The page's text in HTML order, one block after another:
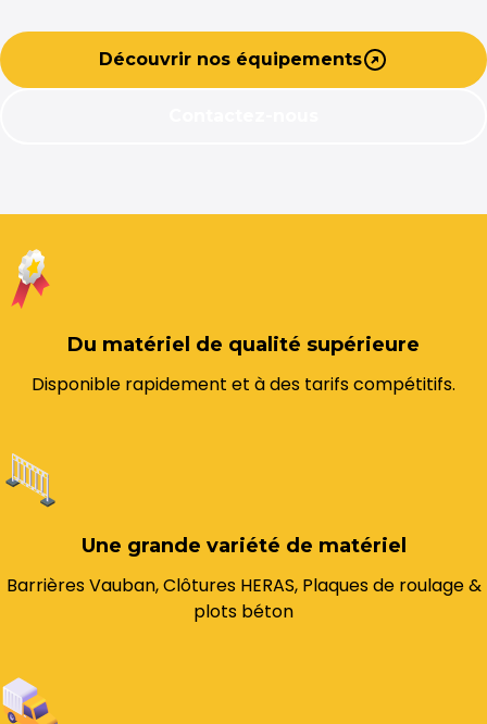
Découvrir nos équipements
Du matériel de qualité supérieure
Disponible rapidement et à des tarifs compétitifs.
Une grande variété de matériel
Barrières Vauban, Clôtures HERAS, Plaques de roulage &
plots béton